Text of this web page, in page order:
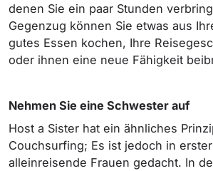
denen Sie ein paar Stunden
Gegenzug können Sie etwas aus
gutes Essen kochen, Ihre
oder ihnen eine neue Fähigkeit
Nehmen Sie eine Schwester auf
Host a Sister hat ein ähnliches
Couchsurfing; Es ist jedoch in
alleinreisende Frauen gedacht. In